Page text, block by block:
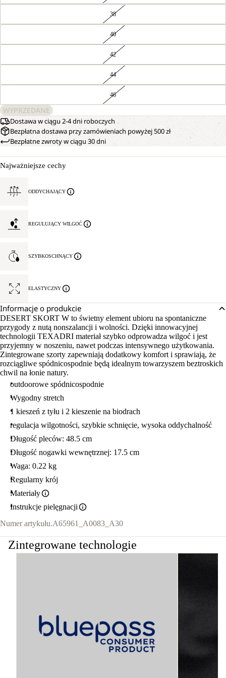
38
40
42
44
46
WYPRZEDANE
Dostawa w ciągu 2-4 dni roboczych
Bezpłatna dostawa przy zamówieniach powyżej 500 zł
Bezpłatne zwroty w ciągu 30 dni
Najważniejsze cechy
ODDYCHAJĄCY
REGULUJĄCY WILGOĆ
SZYBKOSCHNĄCY
ELASTYCZNY
Informacje o produkcie
DESERT SKORT W to świetny element ubioru na spontaniczne
przygody z nutą nonszalancji i wolności. Dzięki innowacyjnej
technologii TEXADRI materiał szybko odprowadza wilgoć i jest
przyjemny w noszeniu, nawet podczas intensywnego użytkowania.
Zintegrowane szorty zapewniają dodatkowy komfort i sprawiają, że
rozciągliwe spódnicospodnie będą idealnym towarzyszem beztroskich
chwil na łonie natury.
outdoorowe spódnicospodnie
Wygodny stretch
1 kieszeń z tyłu i 2 kieszenie na biodrach
regulacja wilgotności, szybkie schnięcie, wysoka oddychalność
Długość pleców: 48.5 cm
Długość nogawki wewnętrznej: 17.5 cm
Waga: 0.22 kg
Regularny krój
Materiały
Instrukcje pielęgnacji
Numer artykułu.A65961_A0083_A30
Zintegrowane technologie